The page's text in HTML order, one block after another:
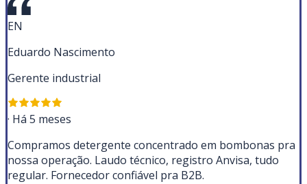
EN
Eduardo Nascimento
Gerente industrial
· Há 5 meses
Compramos detergente concentrado em bombonas pra
nossa operação. Laudo técnico, registro Anvisa, tudo
regular. Fornecedor confiável pra B2B.